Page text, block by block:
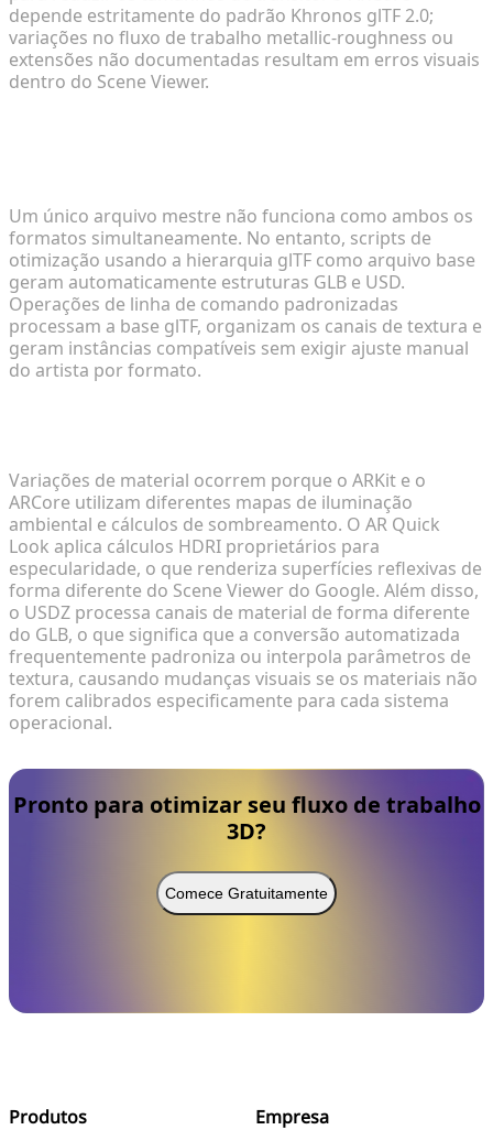
depende estritamente do padrão Khronos glTF 2.0;
variações no fluxo de trabalho metallic-roughness ou
extensões não documentadas resultam em erros visuais
dentro do Scene Viewer.
Um único arquivo mestre não funciona como ambos os
formatos simultaneamente. No entanto, scripts de
otimização usando a hierarquia glTF como arquivo base
geram automaticamente estruturas GLB e USD.
Operações de linha de comando padronizadas
processam a base glTF, organizam os canais de textura e
geram instâncias compatíveis sem exigir ajuste manual
do artista por formato.
Variações de material ocorrem porque o ARKit e o
ARCore utilizam diferentes mapas de iluminação
ambiental e cálculos de sombreamento. O AR Quick
Look aplica cálculos HDRI proprietários para
especularidade, o que renderiza superfícies reflexivas de
forma diferente do Scene Viewer do Google. Além disso,
o USDZ processa canais de material de forma diferente
do GLB, o que significa que a conversão automatizada
frequentemente padroniza ou interpola parâmetros de
textura, causando mudanças visuais se os materiais não
forem calibrados especificamente para cada sistema
operacional.
Pronto para otimizar seu fluxo de trabalho
3D?
Comece Gratuitamente
Produtos Empresa